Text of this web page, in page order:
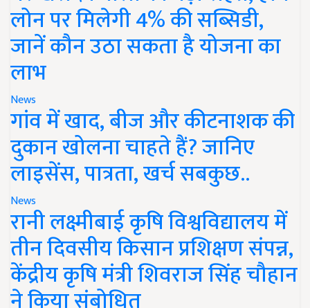
लोन पर मिलेगी 4% की सब्सिडी,
जानें कौन उठा सकता है योजना का
लाभ
News
गांव में खाद, बीज और कीटनाशक की
दुकान खोलना चाहते हैं? जानिए
लाइसेंस, पात्रता, खर्च सबकुछ..
News
रानी लक्ष्मीबाई कृषि विश्वविद्यालय में
तीन दिवसीय किसान प्रशिक्षण संपन्न,
केंद्रीय कृषि मंत्री शिवराज सिंह चौहान